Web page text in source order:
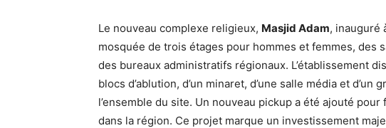
Le nouveau complexe religieux, Masjid Adam, inauguré
mosquée de trois étages pour hommes et femmes, des
des bureaux administratifs régionaux. L’établissement
blocs d’ablution, d’un minaret, d’une salle média et
l’ensemble du site. Un nouveau pickup a été ajouté
dans la région. Ce projet marque un investissement